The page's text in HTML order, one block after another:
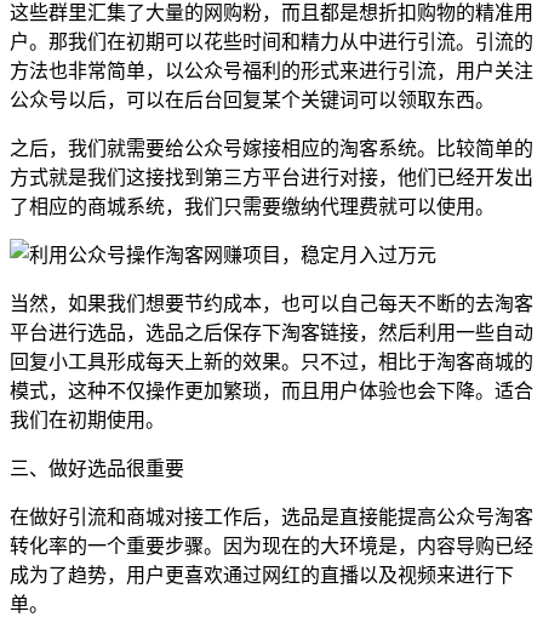
这些群里汇集了大量的网购粉，而且都是想折扣购物的精准用
户。那我们在初期可以花些时间和精力从中进行引流。引流的
方法也非常简单，以公众号福利的形式来进行引流，用户关注
公众号以后，可以在后台回复某个关键词可以领取东西。
之后，我们就需要给公众号嫁接相应的淘客系统。比较简单的
方式就是我们这接找到第三方平台进行对接，他们已经开发出
了相应的商城系统，我们只需要缴纳代理费就可以使用。
当然，如果我们想要节约成本，也可以自己每天不断的去淘客
平台进行选品，选品之后保存下淘客链接，然后利用一些自动
回复小工具形成每天上新的效果。只不过，相比于淘客商城的
模式，这种不仅操作更加繁琐，而且用户体验也会下降。适合
我们在初期使用。
三、做好选品很重要
在做好引流和商城对接工作后，选品是直接能提高公众号淘客
转化率的一个重要步骤。因为现在的大环境是，内容导购已经
成为了趋势，用户更喜欢通过网红的直播以及视频来进行下
单。